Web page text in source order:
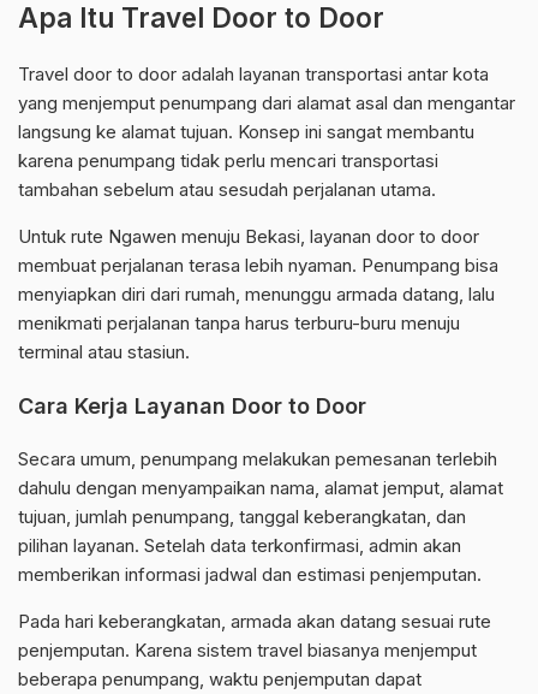
Apa Itu Travel Door to Door
Travel door to door adalah layanan transportasi antar kota
yang menjemput penumpang dari alamat asal dan mengantar
langsung ke alamat tujuan. Konsep ini sangat membantu
karena penumpang tidak perlu mencari transportasi
tambahan sebelum atau sesudah perjalanan utama.
Untuk rute Ngawen menuju Bekasi, layanan door to door
membuat perjalanan terasa lebih nyaman. Penumpang bisa
menyiapkan diri dari rumah, menunggu armada datang, lalu
menikmati perjalanan tanpa harus terburu-buru menuju
terminal atau stasiun.
Cara Kerja Layanan Door to Door
Secara umum, penumpang melakukan pemesanan terlebih
dahulu dengan menyampaikan nama, alamat jemput, alamat
tujuan, jumlah penumpang, tanggal keberangkatan, dan
pilihan layanan. Setelah data terkonfirmasi, admin akan
memberikan informasi jadwal dan estimasi penjemputan.
Pada hari keberangkatan, armada akan datang sesuai rute
penjemputan. Karena sistem travel biasanya menjemput
beberapa penumpang, waktu penjemputan dapat